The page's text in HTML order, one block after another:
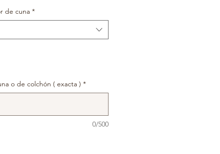
de cuna *
o de colchón ( exacta ) *
0/500